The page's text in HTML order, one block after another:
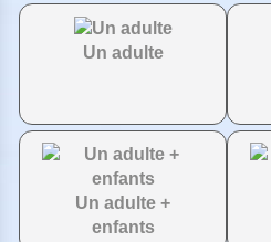
Un adulte
Un adulte +
enfants